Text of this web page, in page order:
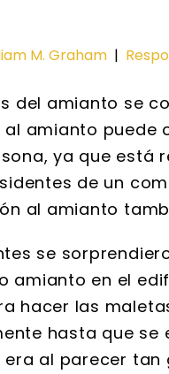
M. Graham |
del amianto se
al amianto puede
ya que está
de un
al amianto
se
amianto en el
hacer las
hasta que se
era al parecer